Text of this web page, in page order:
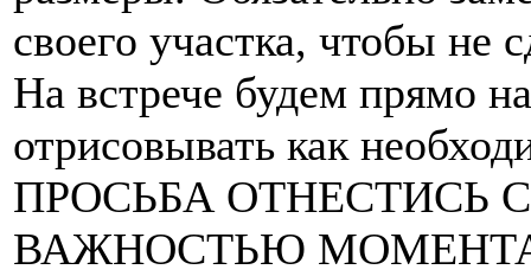
своего участка, чтобы не
На встрече будем прямо
отрисовывать как
ПРОСЬБА ОТНЕСТИСЬ
ВАЖНОСТЬЮ